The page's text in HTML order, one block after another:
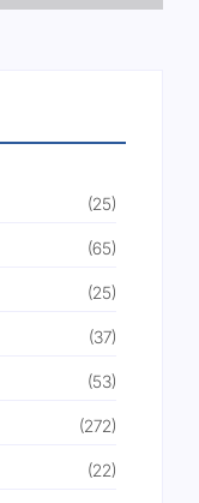
(25)
(65)
(25)
(37)
(53)
(272)
(22)